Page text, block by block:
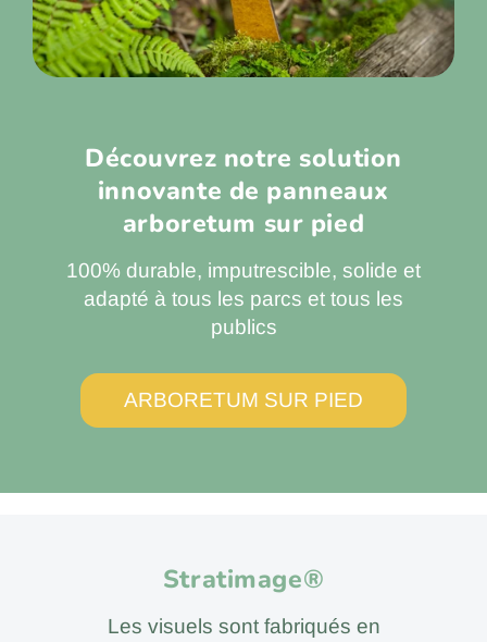
Découvrez notre solution
innovante de panneaux
arboretum sur pied
100% durable, imputrescible, solide et
adapté à tous les parcs et tous les
publics
ARBORETUM SUR PIED
Stratimage®
Les visuels sont fabriqués en